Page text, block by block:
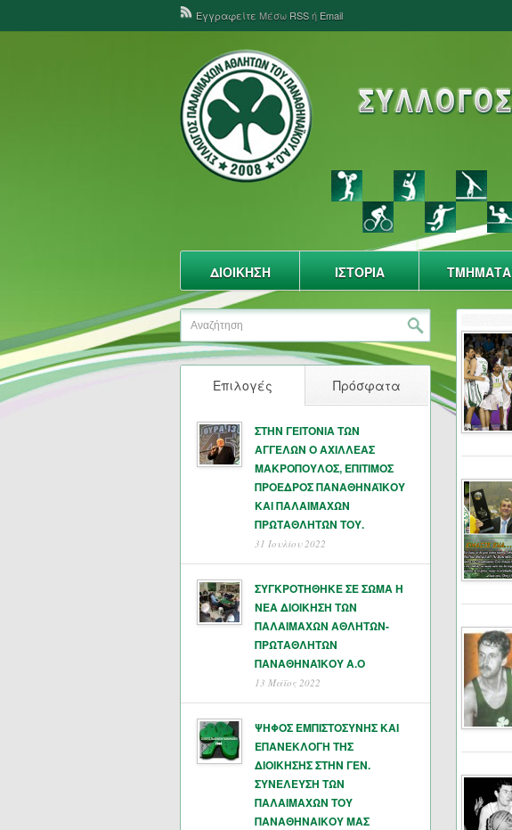
Εγγραφείτε Μέσω RSSή Email
ΔΙΟΙΚΗΣΗ ΙΣΤΟΡΙΑ ΤΜΗΜΑΤΑ
Επιλογές Πρόσφατα
ΣΤΗΝ ΓΕΙΤΟΝΙΑ ΤΩΝ
ΑΓΓΕΛΩΝ Ο ΑΧΙΛΛΕΑΣ
ΜΑΚΡΟΠΟΥΛΟΣ, ΕΠΙΤΙΜΟΣ
ΠΡΟΕΔΡΟΣ ΠΑΝΑΘΗΝΑΪΚΟΥ
ΚΑΙ ΠΑΛΑΙΜΑΧΩΝ
ΠΡΩΤΑΘΛΗΤΏΝ ΤΟΥ.
31 Ιουλίου 2022
ΣΥΓΚΡΟΤΗΘΗΚΕ ΣΕ ΣΩΜΑ Η
ΝΕΑ ΔΙΟΙΚΗΣΗ ΤΩΝ
ΠΑΛΑΙΜΑΧΩΝ ΑΘΛΗΤΩΝ-
ΠΡΩΤΑΘΛΗΤΩΝ
ΠΑΝΑΘΗΝΑΊΚΟΥ Α.Ο
13 Μάϊος 2022
ΨΗΦΟΣ ΕΜΠΙΣΤΟΣΥΝΗΣ ΚΑΙ
ΕΠΑΝΕΚΛΟΓΗ ΤΗΣ
ΔΙΟΙΚΗΣΗΣ ΣΤΗΝ ΓΕΝ.
ΣΥΝΕΛΕΥΣΗ ΤΩΝ
ΠΑΛΑΙΜΑΧΩΝ ΤΟΥ
ΠΑΝΑΘΗΝΑΙΚΟΥ ΜΑΣ